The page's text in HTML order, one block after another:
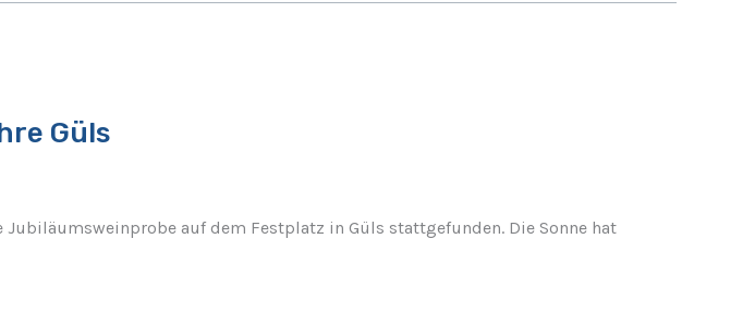
Güls
auf dem Festplatz in Güls stattgefunden. Die Sonne hat